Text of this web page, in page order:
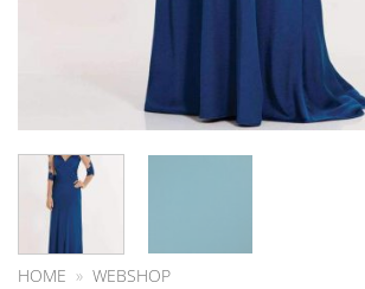
HOME » WEBSHOP